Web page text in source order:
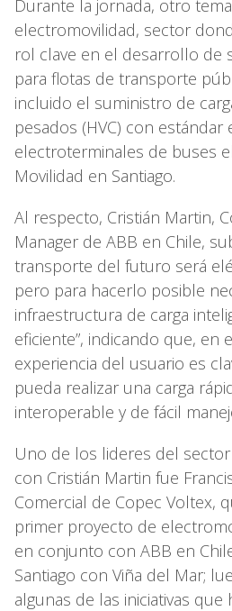
Durante la jornada, otro
electromovilidad, sector
rol clave en el desarrollo de
para flotas de transporte
incluido el suministro de
pesados (HVC) con
electroterminales de buses
Movilidad en Santiago.
Al respecto, Cristián Martin,
Manager de ABB en Chile,
transporte del futuro será
pero para hacerlo posible
infraestructura de carga
eficiente”, indicando que, en
experiencia del usuario es
pueda realizar una carga
interoperable y de fácil
Uno de los lideres del
con Cristián Martin fue
Comercial de Copec Voltex,
primer proyecto de
en conjunto con ABB en
Santiago con Viña del Mar;
algunas de las iniciativas